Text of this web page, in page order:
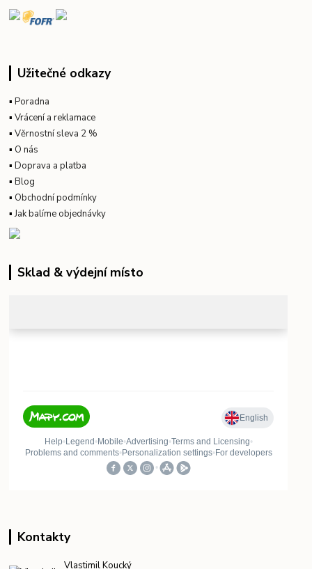
Užitečné odkazy
▪Poradna
▪Vrácení a reklamace
▪Věrnostní sleva 2 %
▪ O nás
▪Doprava a platba
▪Blog
▪ Obchodní podmínky
▪Jak balíme objednávky
Sklad & výdejní místo
Kontakty
Vlastimil Koucký